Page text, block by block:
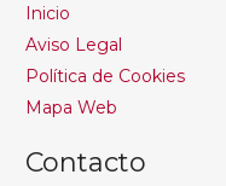
Inicio
Aviso Legal
Política de Cookies
Mapa Web
Contacto